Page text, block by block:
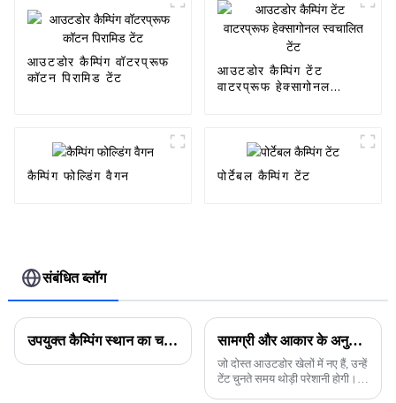
आउटडोर कैम्पिंग वॉटरप्रूफ
कॉटन पिरामिड टेंट
आउटडोर कैम्पिंग टेंट
वाटरप्रूफ हेक्सागोनल
कैम्पिंग फोल्डिंग वैगन पोर्टेबल कैम्पिंग टेंट
संबंधित ब्लॉग
उपयुक्त कैम्पिंग स्थान का चयन कैसे करें सामग्री और आकार के अनुसार टेंट कैसे चुनें?
जो दोस्त आउटडोर खेलों में नए हैं, उन्हें
टेंट चुनते समय थोड़ी परेशानी होगी।